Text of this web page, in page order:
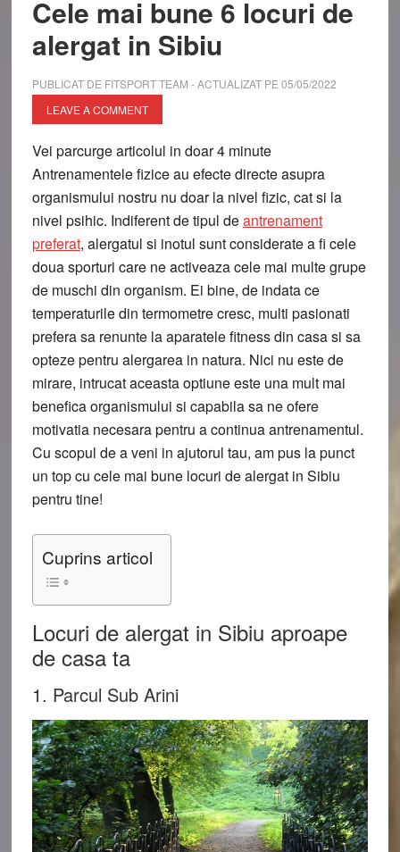
Cele mai bune 6 locuri de
alergat in Sibiu
PUBLICAT DE FITSPORT TEAM - ACTUALIZAT PE 05/05/2022
LEAVE A COMMENT
Vei parcurge articolul in doar4 minute
Antrenamentele fizice au efecte directe asupra
organismului nostru nu doar la nivel fizic, cat si la
nivel psihic. Indiferent de tipul deantrenament
preferat, alergatul si inotul sunt considerate a fi cele
doua sporturi care ne activeaza cele mai multe grupe
de muschi din organism. Ei bine, de indata ce
temperaturile din termometre cresc, multi pasionati
prefera sa renunte la aparatele fitness din casa si sa
opteze pentru alergarea in natura. Nici nu este de
mirare, intrucat aceasta optiune este una mult mai
benefica organismului si capabila sa ne ofere
motivatia necesara pentru a continua antrenamentul.
Cu scopul de a veni in ajutorul tau, am pus la punct
un top cu cele mai bune locuri de alergat in Sibiu
pentru tine!
Cuprins articol
Locuri de alergat in Sibiu aproape
de casa ta
1. Parcul Sub Arini